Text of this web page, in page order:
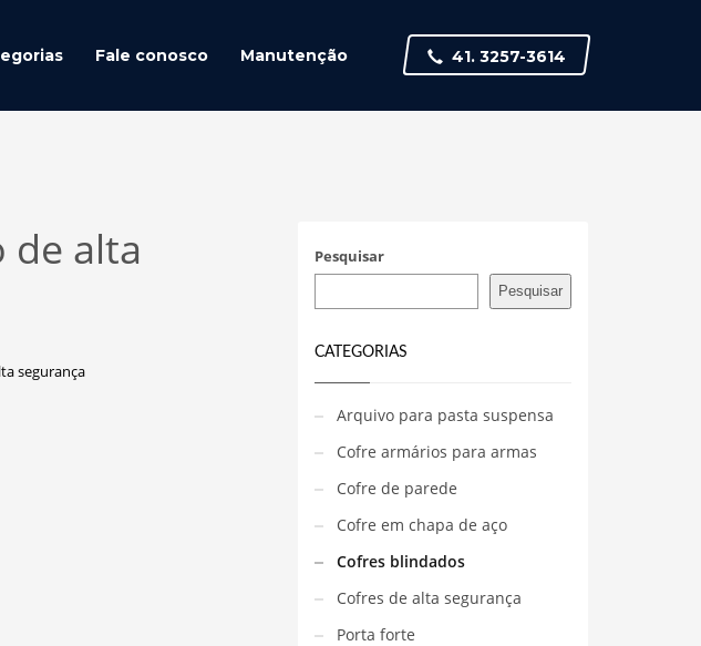
Fale conosco Manutenção 41. 3257-3614
de alta
segurança
Pesquisar
Pesquisar
CATEGORIAS
Arquivo para pasta suspensa
Cofre armários para armas
Cofre de parede
Cofre em chapa de aço
Cofres blindados
Cofres de alta segurança
Porta forte